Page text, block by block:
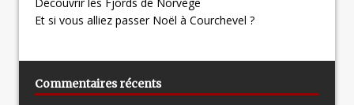
Et si vous alliez passer Noël à Courchevel ?
Commentaires récents